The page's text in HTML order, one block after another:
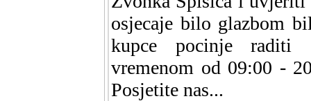
osjecaje bilo glazbom
kupce pocinje raditi
vremenom od 09:00 -
Posjetite nas...